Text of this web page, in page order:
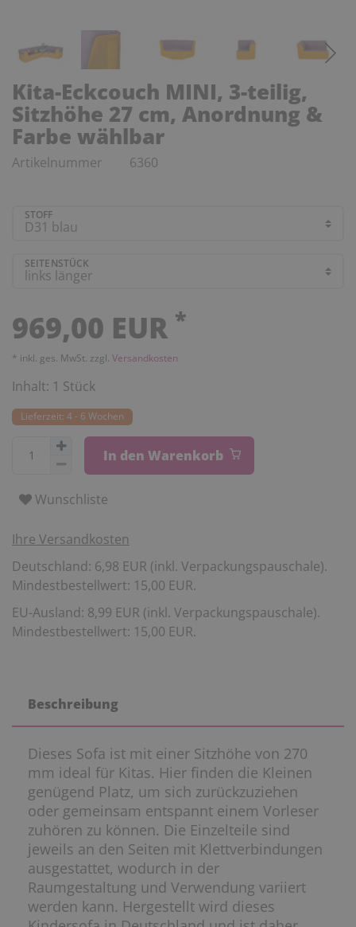
Kita-Eckcouch MINI, 3-teilig,
Sitzhöhe 27 cm, Anordnung &
Farbe wählbar
Artikelnummer 6360
STOFF
SEITENSTÜCK
969,00 EUR *
* inkl. ges. MwSt. zzgl. Versandkosten
Inhalt: 1 Stück
Lieferzeit: 4 - 6 Wochen
In den Warenkorb
Wunschliste
Ihre Versandkosten
Deutschland: 6,98 EUR (inkl. Verpackungspauschale).
Mindestbestellwert: 15,00 EUR.
EU-Ausland: 8,99 EUR (inkl. Verpackungspauschale).
Mindestbestellwert: 15,00 EUR.
Beschreibung
Dieses Sofa ist mit einer Sitzhöhe von 270
mm ideal für Kitas. Hier finden die Kleinen
genügend Platz, um sich zurückzuziehen
oder gemeinsam entspannt einem Vorleser
zuhören zu können. Die Einzelteile sind
jeweils an den Seiten mit Klettverbindungen
ausgestattet, wodurch in der
Raumgestaltung und Verwendung variiert
werden kann. Hergestellt wird dieses